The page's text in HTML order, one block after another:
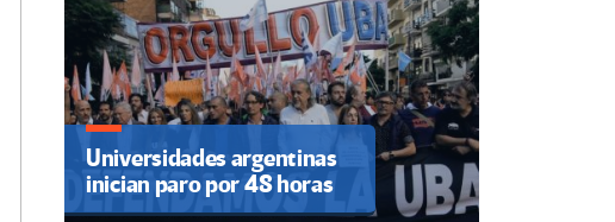
Universidades argentinas
inician paro por 48 horas